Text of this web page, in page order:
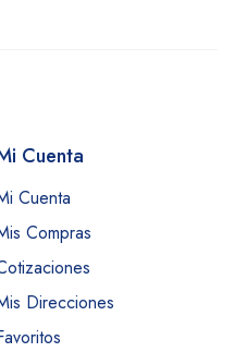
Cuenta
Cuenta
Compras
Direcciones